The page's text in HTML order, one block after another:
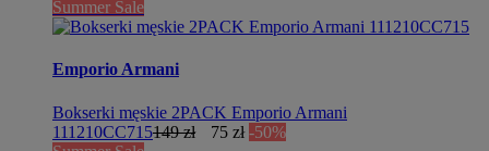
Summer Sale
Emporio Armani
Bokserki męskie 2PACK Emporio Armani
111210CC715149 zł 75 zł -50%